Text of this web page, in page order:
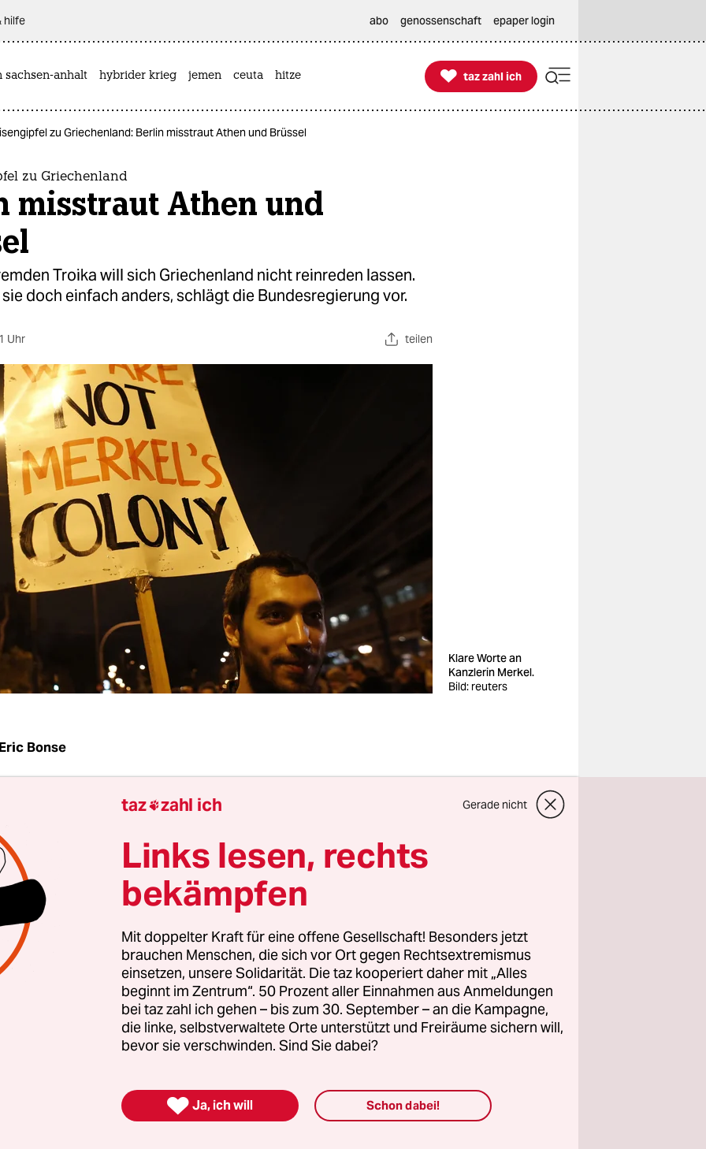
hilfe abo genossenschaft epaper login
sachsen-anhalt hybrider krieg jemen ceuta hitze 
taz zahl ich
taz zahl ich
zu Griechenland: Berlin misstraut Athen und Brüssel
zu Griechenland
misstraut Athen und
Troika will sich Griechenland nicht reinreden lassen.
doch einfach anders, schlägt die Bundesregierung vor.
Uhr teilen
Klare Worte an
Kanzlerin Merkel.
Bild: reuters
Eric Bonse
Wird die in Griechenland verhasste Troika in „Die drei
umbenannt? Dies scheint die einzige Konzession zu
Deutschland im Schuldenstreit mit der neuen
Regierung bereit ist. Vor dem Krisentreffen der
am Mittwochabend und dem entscheidenden EU-Gipfel
in Brüssel bekräftigte die Bundesregierung ihre harte
– also EU-Kommission, Internationaler
und Europäische Zentralbank – müssten auch künftig
Rolle spielen, hieß es am Mittwoch in Berliner
Das sieht man in Brüssel anders: Die EU-Kommission prüft
zur Troika, das EU-Parlament hat sogar ihre
taz zahl ich Gerade nicht
Links lesen, rechts
bekämpfen
Mit doppelter Kraft für eine offene Gesellschaft! Besonders jetzt
brauchen Menschen, die sich vor Ort gegen Rechtsextremismus
einsetzen, unsere Solidarität. Die taz kooperiert daher mit „Alles
beginnt im Zentrum“. 50 Prozent aller Einnahmen aus Anmeldungen
bei taz zahl ich gehen – bis zum 30. September – an die Kampagne,
die linke, selbstverwaltete Orte unterstützt und Freiräume sichern will,
bevor sie verschwinden. Sind Sie dabei?
 Ja, ich will Schon dabei!